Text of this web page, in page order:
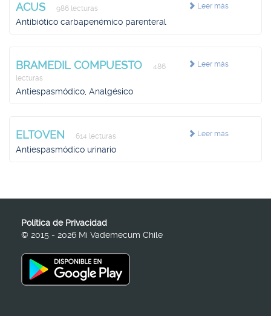
Leer más
ACUS 986 lecturas
Antibiótico carbapenémico parenteral
Leer más
BRAMEDIL COMPUESTO
486
lecturas
Antiespasmódico, Analgésico
Leer más
ELTOVEN 614 lecturas
Antiespasmódico urinario
Política de Privacidad
© 2015 - 2026 Mi Vademecum Chile